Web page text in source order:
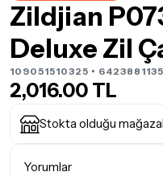
Zildjian
Deluxe Zil
109051510325 •
2,016.00 TL
Stokta olduğu
Yorumlar